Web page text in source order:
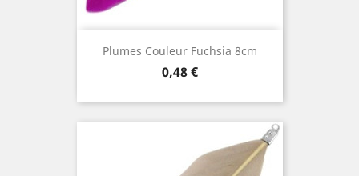
Plumes Couleur Fuchsia 8cm
Prix
0,48 €